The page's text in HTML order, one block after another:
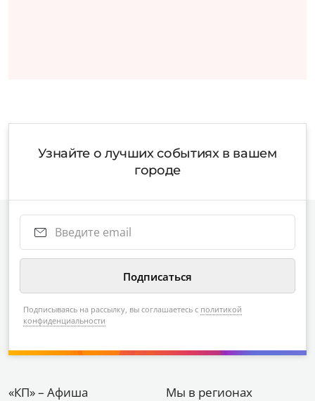
Узнайте о лучших событиях в вашем
городе
Подписываясь на рассылку, вы соглашаетесь с политикой
конфиденциальности
«КП» – Афиша Мы в регионах